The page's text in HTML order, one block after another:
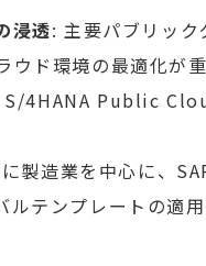
浸透: 主要パブリック
ウド環境の最適化が
4HANA Public
製造業を中心に、
ルテンプレートの適